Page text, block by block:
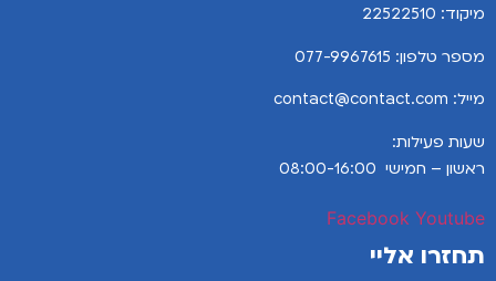
מיקוד: 22522510
מספר טלפון: 077-9967615
מייל: contact@contact.com
שעות פעילות:
ראשון – חמישי 08:00-16:00
Facebook Youtube
תחזרו אליי